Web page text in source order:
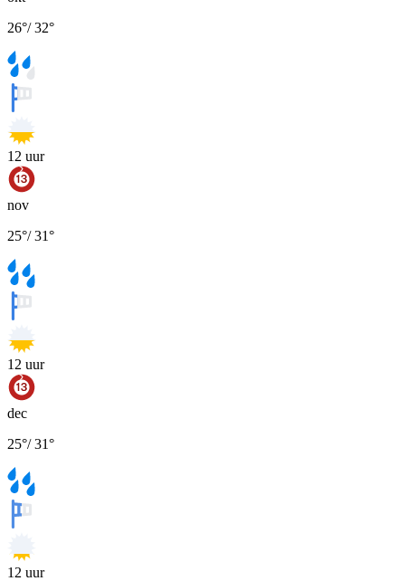
26°/32°
12 uur
nov
25°/31°
12 uur
dec
25°/31°
12 uur